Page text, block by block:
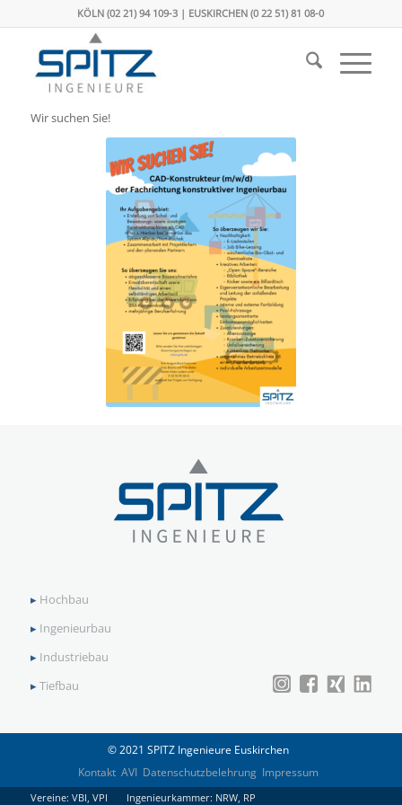
KÖLN (02 21) 94 109-3 | EUSKIRCHEN (0 22 51) 81 08-0
Wir suchen Sie!
▸ Hochbau
▸ Ingenieurbau
▸ Industriebau
▸Tiefbau
© 2021 SPITZ Ingenieure Euskirchen
Kontakt AVI Datenschutzbelehrung Impressum
Vereine: VBI, VPI Ingenieurkammer: NRW, RP